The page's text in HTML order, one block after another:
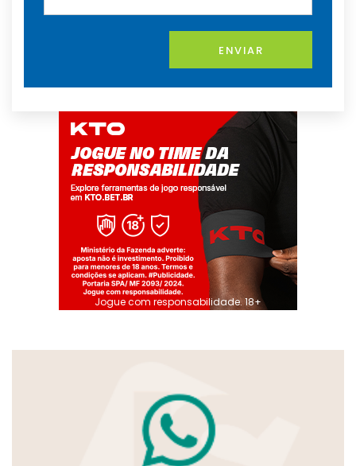
ENVIAR
Jogue com responsabilidade. 18+